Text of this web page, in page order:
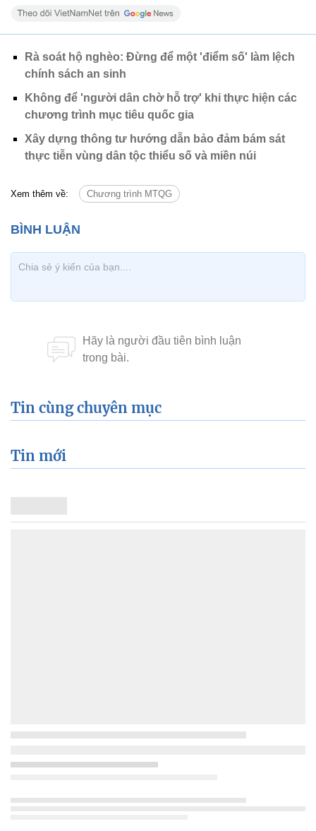
Rà soát hộ nghèo: Đừng để một 'điểm số' làm lệch
chính sách an sinh
Không để 'người dân chờ hỗ trợ' khi thực hiện các
chương trình mục tiêu quốc gia
Xây dựng thông tư hướng dẫn bảo đảm bám sát
thực tiễn vùng dân tộc thiểu số và miền núi
Xem thêm về: Chương trình MTQG
Tin cùng chuyên mục
Tin mới